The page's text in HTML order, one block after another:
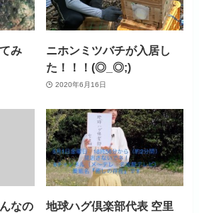
み
ニホンミツバチが入居し
た！！！(◎_◎;)
2020年6月16日
なの
地球ハグ倶楽部代表 空里